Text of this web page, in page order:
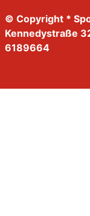
© Copyright *
Kennedystraße
6189664